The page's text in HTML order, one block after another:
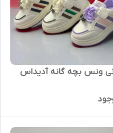
بچه گانه آدیداس